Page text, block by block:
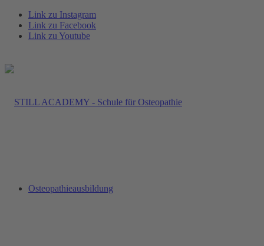
Link zu Instagram
Link zu Facebook
Link zu Youtube
Osteopathieausbildung